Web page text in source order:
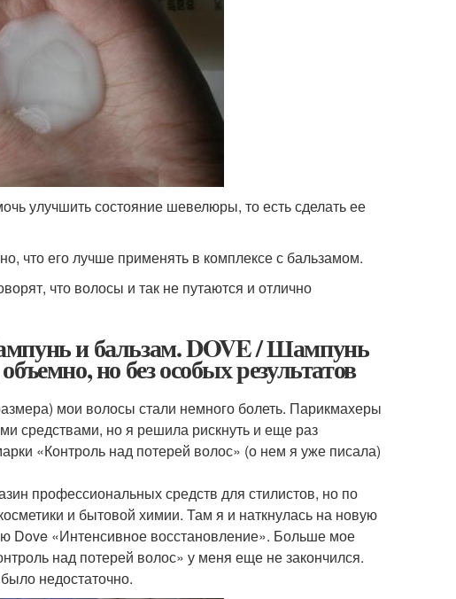
улучшить состояние шевелюры, то есть сделать ее
что его лучше применять в комплексе с бальзамом.
что волосы и так не путаются и отлично
и бальзам. DOVE / Шампунь
но без особых результатов
мои волосы стали немного болеть. Парикмахеры
средствами, но я решила рискнуть и еще раз
«Контроль над потерей волос» (о нем я уже писала)
профессиональных средств для стилистов, но по
и бытовой химии. Там я и наткнулась на новую
Dove «Интенсивное восстановление». Больше мое
над потерей волос» у меня еще не закончился.
недостаточно.